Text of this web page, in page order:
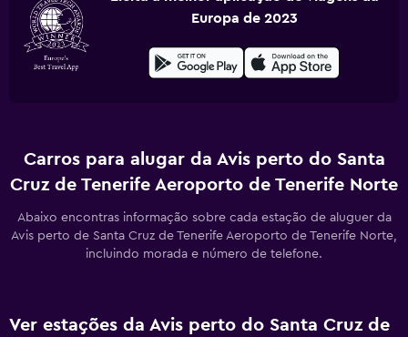
Europa de 2023
Carros para alugar da Avis perto do Santa
Cruz de Tenerife Aeroporto de Tenerife Norte
Abaixo encontras informação sobre cada estação de aluguer da
Avis perto de Santa Cruz de Tenerife Aeroporto de Tenerife Norte,
incluindo morada e número de telefone.
Ver estações da Avis perto do Santa Cruz de